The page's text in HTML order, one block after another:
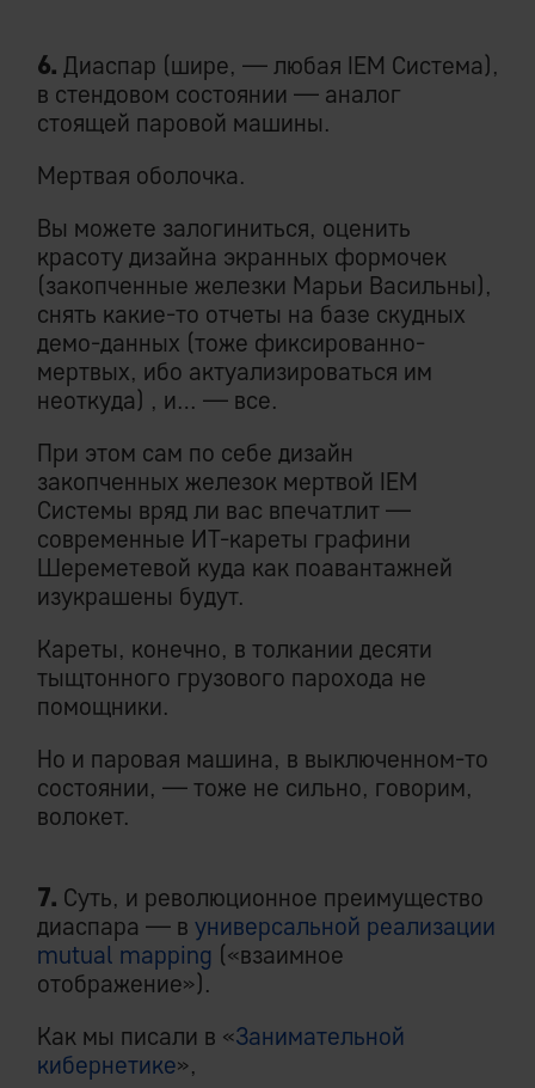
6. Диаспар (шире, — любая IEM Система),
в стендовом состоянии — аналог
стоящей паровой машины.
Мертвая оболочка.
Вы можете залогиниться, оценить
красоту дизайна экранных формочек
(закопченные железки Марьи Васильны),
снять какие-то отчеты на базе скудных
демо-данных (тоже фиксированно-
мертвых, ибо актуализироваться им
неоткуда) , и… — все.
При этом сам по себе дизайн
закопченных железок мертвой IEM
Системы вряд ли вас впечатлит —
современные ИТ-кареты графини
Шереметевой куда как поавантажней
изукрашены будут.
Кареты, конечно, в толкании десяти
тыщтонного грузового парохода не
помощники.
Но и паровая машина, в выключенном-то
состоянии, — тоже не сильно, говорим,
волокет.
7. Суть, и революционное преимущество
диаспара — в универсальной реализации
mutual mapping («взаимное
отображение»).
Как мы писали в «Занимательной
кибернетике»,